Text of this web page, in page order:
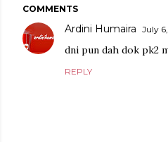
COMMENTS
Ardini Humaira July
dni pun dah dok pk2
REPLY